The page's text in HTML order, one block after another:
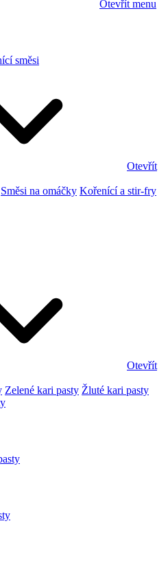
Otevřít menu
směsi
Otevřít
Směsi na omáčky Kořenící a stir-fry
Otevřít
Zelené kari pasty Žluté kari pasty